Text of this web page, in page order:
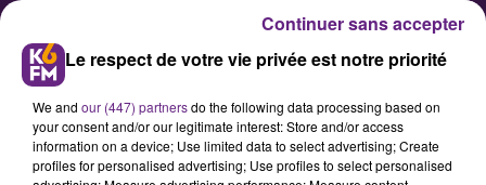
Le respect de votre vie privée est notre priorité
We and our (447) partnersdo the following data processing based on
your consent and/or our legitimate interest: Store and/or access
information on a device; Use limited data to select advertising; Create
profiles for personalised advertising; Use profiles to select personalised
Continuer sans accepter